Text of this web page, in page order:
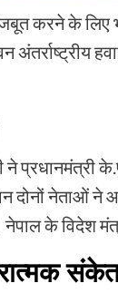
करने के लिए
अंतर्राष्ट्रीय
प्रधानमंत्री
दोनों नेताओं ने
नेपाल के विदेश